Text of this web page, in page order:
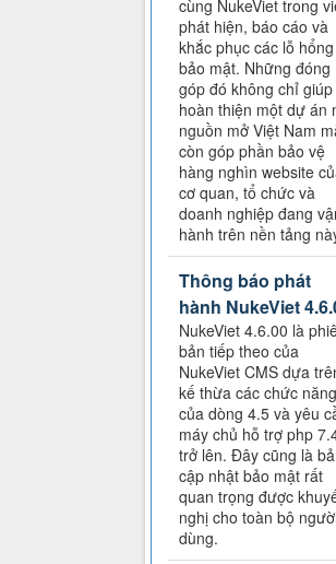
cùng NukeViet trong
phát hiện, báo cáo và
khắc phục các lỗ hổng
bảo mật. Những đóng
góp đó không chỉ giúp
hoàn thiện một dự án
nguồn mở Việt Nam
còn góp phần bảo vệ
hàng nghìn website
cơ quan, tổ chức và
doanh nghiệp đang
hành trên nền tảng
Thông báo phát
hành NukeViet
NukeViet 4.6.00 là
bản tiếp theo của
NukeViet CMS dựa
kế thừa các chức năng
của dòng 4.5 và yêu
máy chủ hỗ trợ php
trở lên. Đây cũng là
cập nhật bảo mật rất
quan trọng được
nghị cho toàn bộ
dùng.